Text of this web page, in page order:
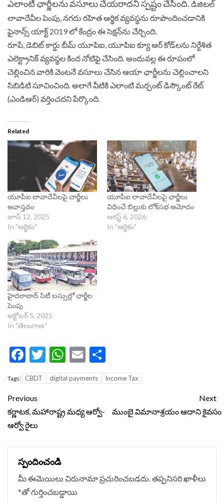
ఎలాంటి ఛార్జీలను వసూలు చేయరాదని స్పష్టం చేసింది. డిజిటల్
లావాదేవీల పెంపు, నగదు రహిత ఆర్థిక వ్యవస్థను రూపొందించడానికి
ఫైనాన్స్ యాక్ట్ 2019 లో కేంద్రం ఈ సెక్షన్‌ను చేర్చింది.
రూపే, డెబిట్ కార్డు బీమ్ యూపిఐ, యూపిఐ క్యూ ఆర్ కోడ్‌లను నిర్దేశిత
ఎలెక్ట్రానిక్ వ్యవస్థల కింద నోటిఫై చేసింది. అందువల్ల ఈ రూపంలో
చెల్లించిన వారికి వెంటనే వసూలు చేసిన ఆయా ఛార్జీలను చెల్లించాలని
సిబిడిటి సూచించింది. అలాగే వీటికి ఎలాంటి మర్చంట్ డిస్కౌంట్ రేట్
(ఎండిఆర్) వర్తించదని పేర్కొంది.
Related
యూపీఐ లావాదేవీలపై చార్జీలు
అవాస్తవం
జూన్ 12, 2025
In "ఆర్థికం"
యూపీఐ లావాదేవీలపై ఛార్జీలు
విధించే బిల్లుకు లోక్‌సభ ఆమోదం
ఆగస్ట్ 6, 2026
In "ఆర్థికం"
హైదరాబాద్ సిటీ బస్సుల్లో ఛార్జీల
పెంపు
అక్టోబర్ 5, 2025
In "తెలంగాణ"
Facebook
Twitter
WhatsApp
Email
Tags: CBDT digital payments Income Tax
Continue
Reading
Previous
కర్ణాటక, మహారాష్ట్ర మధ్య ఆర్వో-
ఆర్వో రైలు
Next
ముంబై విమానాశ్ర‌యం ఆదాని కైవసం
స్పందించండి
మీ ఈమెయిలు చిరునామా ప్రచురించబడదు.తప్పనిసరి ఖాళీలు
*‌తో గుర్తించబడ్డాయి